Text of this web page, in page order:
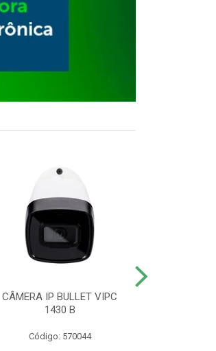
CÂMERA IP BULLET VIPC
1430 B
Código: 570044